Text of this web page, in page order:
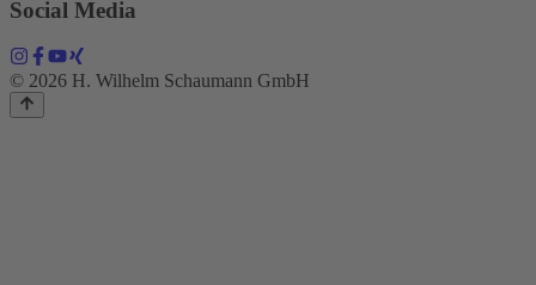
Social Media
© 2026 H. Wilhelm Schaumann GmbH